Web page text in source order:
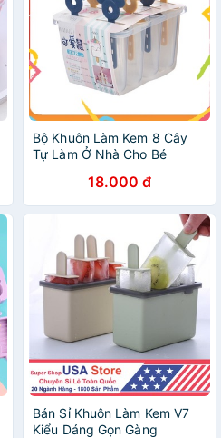
Bộ Khuôn Làm Kem 8 Cây
Tự Làm Ở Nhà Cho Bé
18.000 đ
Bán Sỉ Khuôn Làm Kem V7
Kiểu Dáng Gọn Gàng